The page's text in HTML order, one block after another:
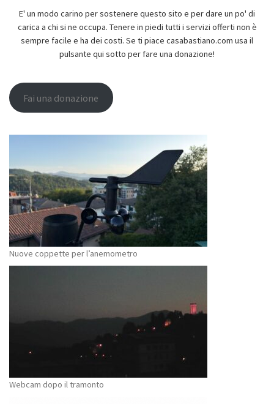
E' un modo carino per sostenere questo sito e per dare un po' di
carica a chi si ne occupa. Tenere in piedi tutti i servizi offerti non è
sempre facile e ha dei costi. Se ti piace casabastiano.com usa il
pulsante qui sotto per fare una donazione!
Fai una donazione
Nuove coppette per l’anemometro
Webcam dopo il tramonto